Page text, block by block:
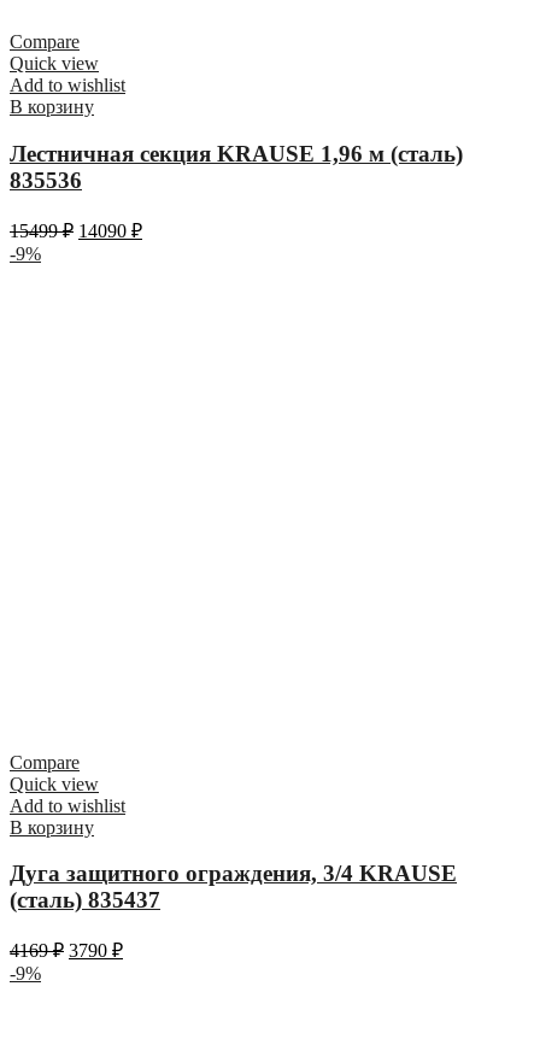
Compare
Quick view
Add to wishlist
В корзину
Лестничная секция KRAUSE 1,96 м (сталь)
835536
15499₽ 14090 ₽
-9%
Compare
Quick view
Add to wishlist
В корзину
Дуга защитного ограждения, 3/4 KRAUSE
(сталь) 835437
4169₽ 3790 ₽
-9%